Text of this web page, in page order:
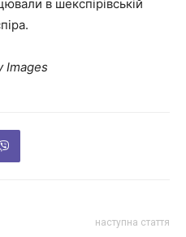
в шекспірівській
Images
наступна стаття